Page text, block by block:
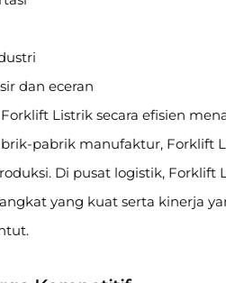
dan eceran
Listrik secara efisien
pabrik manufaktur, Forklift
Di pusat logistik,
yang kuat serta kinerja